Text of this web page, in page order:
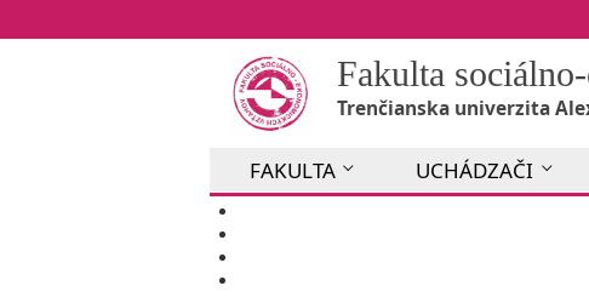
Fakulta
Trenčianska univerzita
FAKULTA UCHÁDZAČI